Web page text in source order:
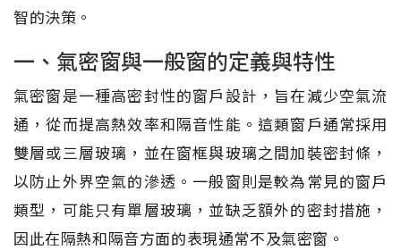
智的決策。
一、氣密窗與一般窗的定義與特性
氣密窗是一種高密封性的窗戶設計，旨在減少空氣流
通，從而提高熱效率和隔音性能。這類窗戶通常採用
雙層或三層玻璃，並在窗框與玻璃之間加裝密封條，
以防止外界空氣的滲透。一般窗則是較為常見的窗戶
類型，可能只有單層玻璃，並缺乏額外的密封措施，
因此在隔熱和隔音方面的表現通常不及氣密窗。